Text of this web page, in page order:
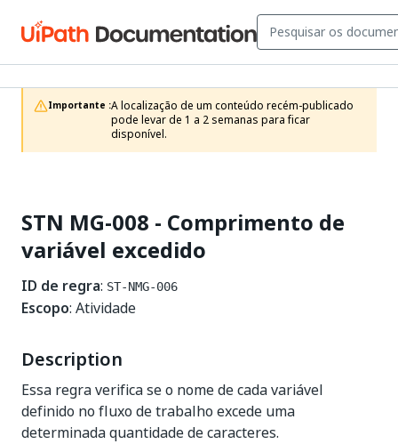
Importante :A localização de um conteúdo recém-publicado
pode levar de 1 a 2 semanas para ficar
disponível.
STN MG-008 - Comprimento de
variável excedido
ID de regra: ST-NMG-006
Escopo: Atividade
Description
Essa regra verifica se o nome de cada variável
definido no fluxo de trabalho excede uma
determinada quantidade de caracteres.